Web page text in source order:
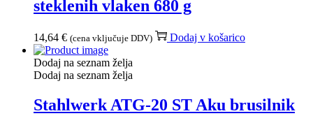
steklenih vlaken 680 g
14,64 € (cena vključuje DDV) Dodaj v košarico
Dodaj na seznam želja
Dodaj na seznam želja
Stahlwerk ATG-20 ST Aku brusilnik